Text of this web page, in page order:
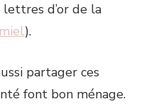
d’or de la
).
partager ces
font bon ménage.